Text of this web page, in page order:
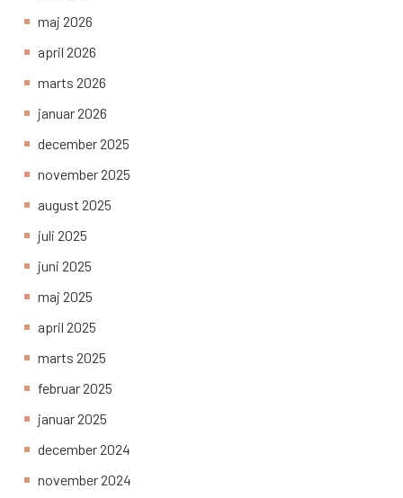
maj 2026
april 2026
marts 2026
januar 2026
december 2025
november 2025
august 2025
juli 2025
juni 2025
maj 2025
april 2025
marts 2025
februar 2025
januar 2025
december 2024
november 2024